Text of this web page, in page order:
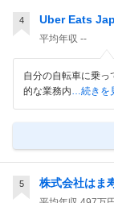
4 Uber Eats
平均年収 --
自分の自転車に乗
的な業務内…続きを
5 株式会社はま